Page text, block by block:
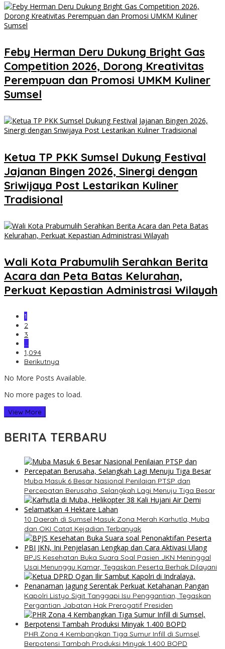
Feby Herman Deru Dukung Bright Gas
Competition 2026, Dorong Kreativitas
Perempuan dan Promosi UMKM Kuliner
Sumsel
Ketua TP PKK Sumsel Dukung Festival
Jajanan Bingen 2026, Sinergi dengan
Sriwijaya Post Lestarikan Kuliner
Tradisional
Wali Kota Prabumulih Serahkan Berita
Acara dan Peta Batas Kelurahan,
Perkuat Kepastian Administrasi Wilayah
1
2
3
…
1,094
Berikutnya
No More Posts Available.
No more pages to load.
View More
BERITA TERBARU
Muba Masuk 6 Besar Nasional Penilaian PTSP dan
Percepatan Berusaha, Selangkah Lagi Menuju Tiga Besar
10 Daerah di Sumsel Masuk Zona Merah Karhutla, Muba
dan OKI Catat Kejadian Terbanyak
BPJS Kesehatan Buka Suara Soal Pasien JKN Meninggal
Usai Menunggu Kamar, Tegaskan Peserta Berhak Dilayani
Kapolri Listyo Sigit Tanggapi Isu Penggantian, Tegaskan
Pergantian Jabatan Hak Prerogatif Presiden
PHR Zona 4 Kembangkan Tiga Sumur Infill di Sumsel,
Berpotensi Tambah Produksi Minyak 1.400 BOPD